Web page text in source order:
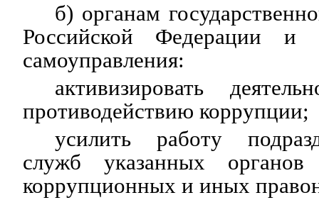
б) органам
Российской Федерации и
самоуправления:
активизировать
противодействию коррупции;
усилить работу
служб указанных
коррупционных и иных